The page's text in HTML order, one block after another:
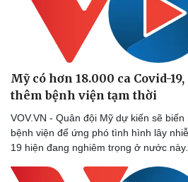
Mỹ có hơn 18.000 ca Covid-
thêm bệnh viện tạm thời
VOV.VN - Quân đội Mỹ dự kiến sẽ
bệnh viện để ứng phó tình hình lây
19 hiện đang nghiêm trọng ở nước này.